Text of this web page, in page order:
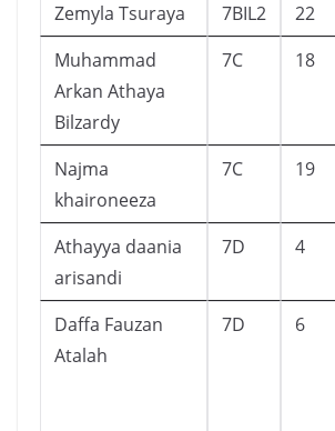
Zemyla Tsuraya 7BIL2 22
Muhammad
Arkan Athaya
Bilzardy
7C 18
Najma
khaironeeza
7C 19
Athayya daania
arisandi
7D 4
Daffa Fauzan
Atalah
7D 6